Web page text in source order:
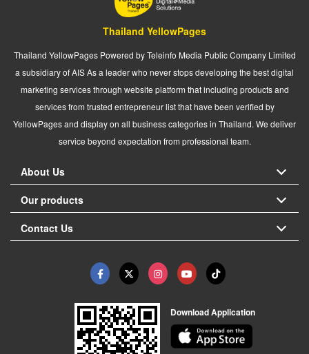
Thailand YellowPages
Thailand YellowPages Powered by Teleinfo Media Public Company Limited
a subsidiary of AIS As a leader who never stops developing the best digital
marketing services through website platform that including products and
services from trusted entrepreneur list that have been verified by
YellowPages and display on all business categories in Thailand. We deliver
service beyond expectation from professional team.
About Us
Our products
Contact Us
Download Application